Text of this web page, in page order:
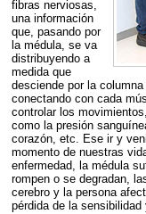
fibras nerviosas,
una información
que, pasando por
la médula, se va
distribuyendo a
medida que
desciende por la
conectando con cada
controlar los
como la presión
corazón, etc. Ese ir y
momento de nuestras
enfermedad, la médula
rompen o se degradan,
cerebro y la persona
pérdida de la